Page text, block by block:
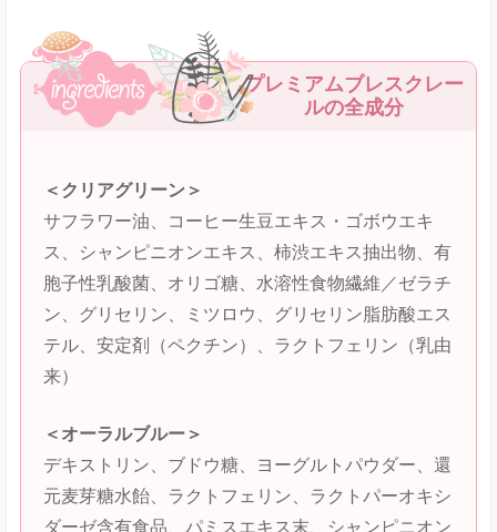
プレミアムブレスクレー
ルの全成分
＜クリアグリーン＞
サフラワー油、コーヒー生豆エキス・ゴボウエキ
ス、シャンピニオンエキス、柿渋エキス抽出物、有
胞子性乳酸菌、オリゴ糖、水溶性食物繊維／ゼラチ
ン、グリセリン、ミツロウ、グリセリン脂肪酸エス
テル、安定剤（ペクチン）、ラクトフェリン（乳由
来）
＜オーラルブルー＞
デキストリン、ブドウ糖、ヨーグルトパウダー、還
元麦芽糖水飴、ラクトフェリン、ラクトパーオキシ
ダーゼ含有食品、パミスエキス末、シャンピニオン